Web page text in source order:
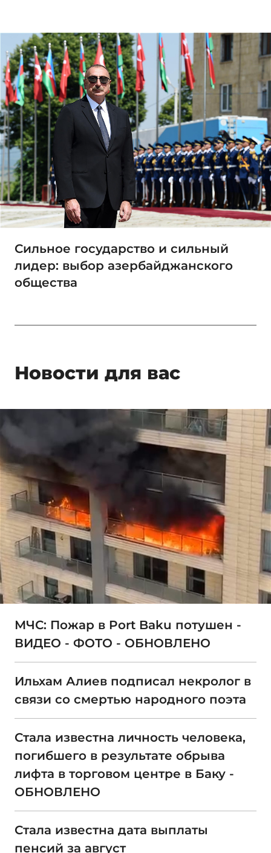
Сильное государство и сильный
лидер: выбор азербайджанского
общества
Новости для вас
МЧС: Пожар в Port Baku потушен -
ВИДЕО - ФОТО - ОБНОВЛЕНО
Ильхам Алиев подписал некролог в
связи со смертью народного поэта
Стала известна личность человека,
погибшего в результате обрыва
лифта в торговом центре в Баку -
ОБНОВЛЕНО
Стала известна дата выплаты
пенсий за август